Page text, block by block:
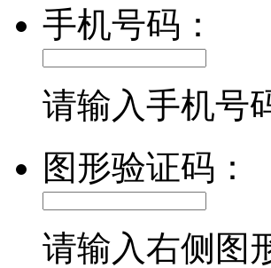
手机号码：
请输入手机号
图形验证码：
请输入右侧图